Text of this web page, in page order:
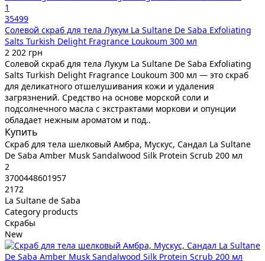
1
35499
Солевой скраб для тела Лукум La Sultane De Saba Exfoliating
Salts Turkish Delight Fragrance Loukoum 300 мл
2 202 грн
Солевой скраб для тела Лукум La Sultane De Saba Exfoliating
Salts Turkish Delight Fragrance Loukoum 300 мл — это скраб
для деликатного отшелушивания кожи и удаления
загрязнений. Средство на основе морской соли и
подсолнечного масла с экстрактами моркови и опунции
обладает нежным ароматом и под..
Купить
Скраб для тела шелковый Амбра, Мускус, Сандал La Sultane
De Saba Amber Musk Sandalwood Silk Protein Scrub 200 мл
2
3700448601957
2172
La Sultane de Saba
Category products
Скрабы
New